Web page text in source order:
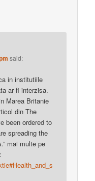
said:
in institutiile
ar fi interzisa.
Marea Britanie
din The
been ordered to
spreading the
mai multe pe